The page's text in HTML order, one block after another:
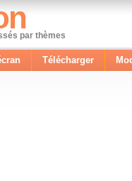
par thèmes
Télécharger